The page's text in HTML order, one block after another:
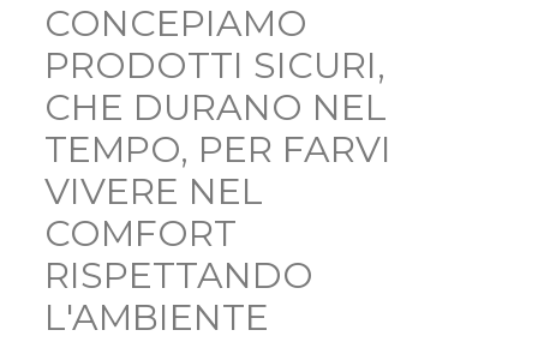
CONCEPIAMO
PRODOTTI SICURI,
CHE DURANO NEL
TEMPO, PER FARVI
VIVERE NEL
COMFORT
RISPETTANDO
L'AMBIENTE